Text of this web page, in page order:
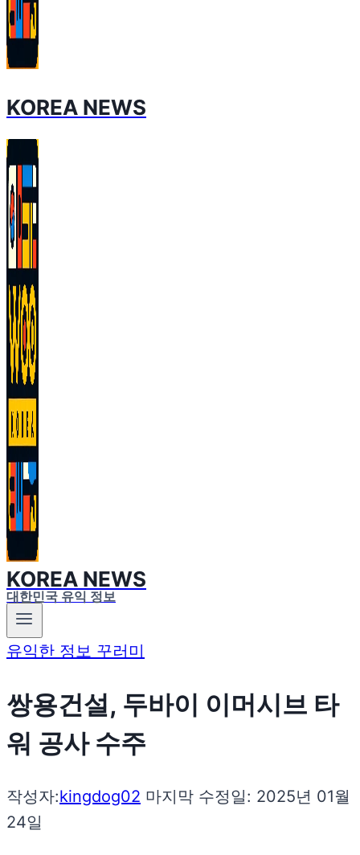
KOREA NEWS
KOREA NEWS
대한민국 유익 정보
유익한 정보 꾸러미
쌍용건설, 두바이 이머시브 타
워 공사 수주
작성자:kingdog02 마지막 수정일: 2025년 01월
24일